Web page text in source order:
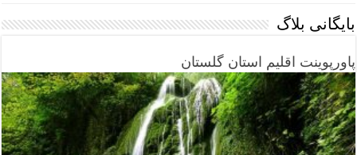
بایگانی بلاگ
پاورپوینت اقلیم استان گلستان